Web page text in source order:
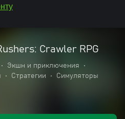
Crawler RPG
• Экшн и приключения
•
• Стратегии • Симуляторы